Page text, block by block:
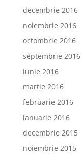
decembrie 2016
noiembrie 2016
octombrie 2016
septembrie 2016
iunie 2016
martie 2016
februarie 2016
ianuarie 2016
decembrie 2015
noiembrie 2015